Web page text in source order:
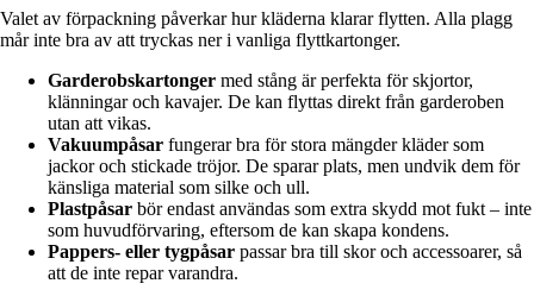
Valet av förpackning påverkar hur kläderna klarar flytten. Alla plagg
mår inte bra av att tryckas ner i vanliga flyttkartonger.
Garderobskartonger med stång är perfekta för skjortor,
klänningar och kavajer. De kan flyttas direkt från garderoben
utan att vikas.
Vakuumpåsar fungerar bra för stora mängder kläder som
jackor och stickade tröjor. De sparar plats, men undvik dem för
känsliga material som silke och ull.
Plastpåsar bör endast användas som extra skydd mot fukt – inte
som huvudförvaring, eftersom de kan skapa kondens.
Pappers- eller tygpåsar passar bra till skor och accessoarer, så
att de inte repar varandra.